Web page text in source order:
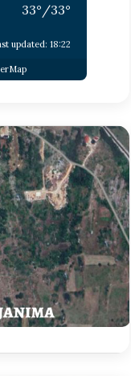
33° /33°
updated: 18:22